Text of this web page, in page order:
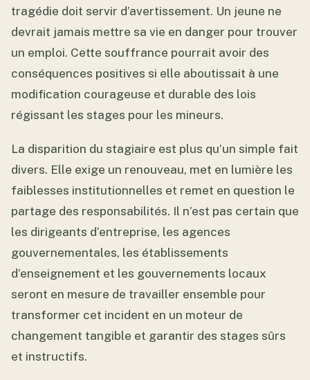
tragédie doit servir d’avertissement. Un jeune ne
devrait jamais mettre sa vie en danger pour trouver
un emploi. Cette souffrance pourrait avoir des
conséquences positives si elle aboutissait à une
modification courageuse et durable des lois
régissant les stages pour les mineurs.
La disparition du stagiaire est plus qu’un simple fait
divers. Elle exige un renouveau, met en lumière les
faiblesses institutionnelles et remet en question le
partage des responsabilités. Il n’est pas certain que
les dirigeants d’entreprise, les agences
gouvernementales, les établissements
d’enseignement et les gouvernements locaux
seront en mesure de travailler ensemble pour
transformer cet incident en un moteur de
changement tangible et garantir des stages sûrs
et instructifs.